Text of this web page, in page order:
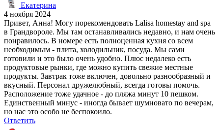
Екатерина
4 ноября 2024
Привет, Анна! Могу порекомендовать Lalisa homestay and spa
в Грандвороле. Мы там останавливались недавно, и нам очень
понравилось. В номере есть полноценная кухня со всем
необходимым - плита, холодильник, посуда. Мы сами
готовили и это было очень удобно. Плюс недалеко есть
продуктовые рынки, где можно купить свежие местные
продукты. Завтрак тоже включен, довольно разнообразный и
вкусный. Персонал дружелюбный, всегда готовы помочь.
Расположение тоже удачное - до пляжа минут 10 пешком.
Единственный минус - иногда бывает шумновато по вечерам,
но нас это особо не беспокоило.
Ответить